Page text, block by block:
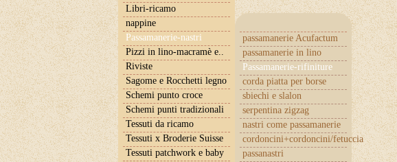
Libri-ricamo
nappine
Passamanerie-nastri
passamanerie Acufactum
passamanerie in lino
Passamanerie-rifiniture
corda piatta per borse
sbiechi e slalon
serpentina zigzag
nastri come passamanerie
cordoncini+cordoncini/fetuccia
passanastri
Pizzi in lino-macramè e..
Riviste
Sagome e Rocchetti legno
Schemi punto croce
Schemi punti tradizionali
Tessuti da ricamo
Tessuti x Broderie Suisse
Tessuti patchwork e baby